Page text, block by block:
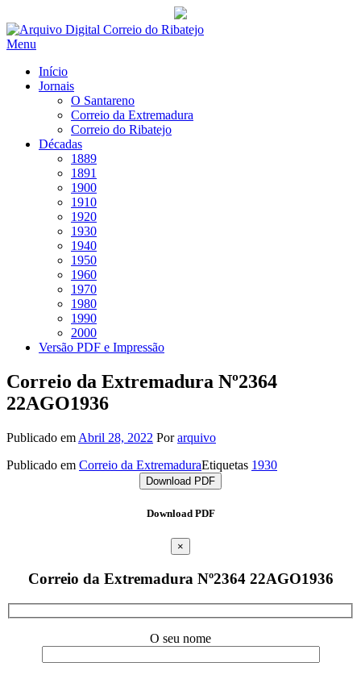
Saltar
para
Menu
Início
Jornais
O Santareno
Correio da Extremadura
Correio do Ribatejo
Décadas
1889
1891
1900
1910
1920
1930
1940
1950
1960
1970
1980
1990
2000
Versão PDF e Impressão
Correio da Extremadura Nº2364
22AGO1936
Publicado em Abril 28, 2022 Porarquivo
Publicado em Correio da ExtremaduraEtiquetas 1930
Download PDF
Download PDF
×
Correio da Extremadura Nº2364 22AGO1936
O seu nome